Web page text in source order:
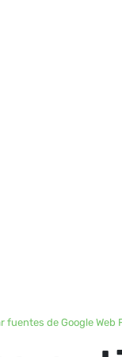
fuentes de Google Web